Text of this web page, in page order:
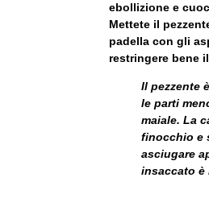
ebollizione e
Mettete il
padella con gli
restringere bene
Il pezzente
le parti
maiale. La
finocchio e
asciugare
insaccato è